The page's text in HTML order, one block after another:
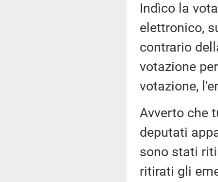
Indìco la
elettronico,
contrario
votazione
votazione,
Avverto che
deputati
sono stati
ritirati gli